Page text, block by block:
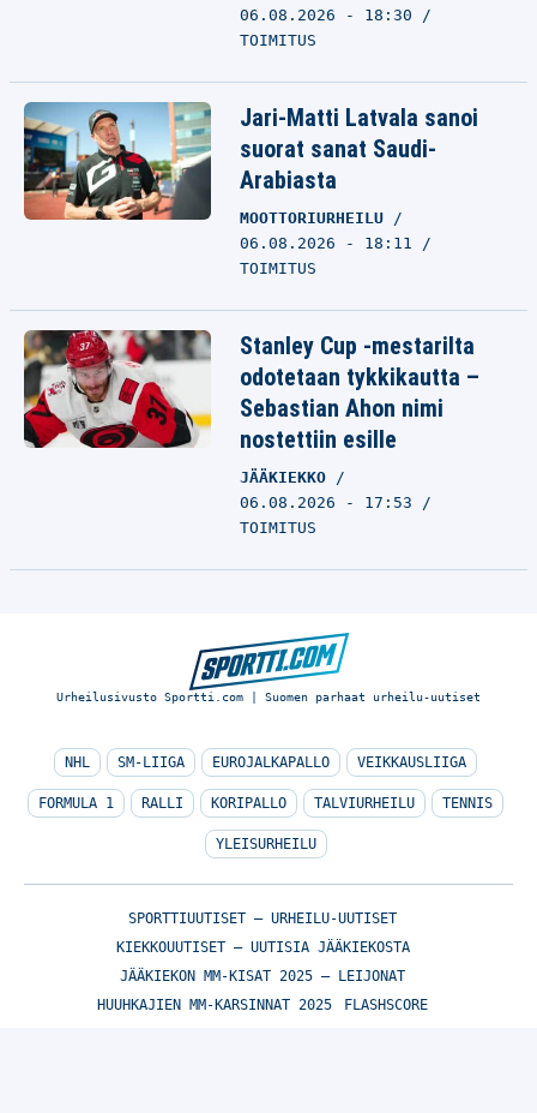
06.08.2026 - 18:30
TOIMITUS
Jari-Matti Latvala sanoi
suorat sanat Saudi-
Arabiasta
MOOTTORIURHEILU
06.08.2026 - 18:11
TOIMITUS
Stanley Cup -mestarilta
odotetaan tykkikautta –
Sebastian Ahon nimi
nostettiin esille
JÄÄKIEKKO
06.08.2026 - 17:53
TOIMITUS
Urheilusivusto Sportti.com | Suomen parhaat urheilu-uutiset
NHL SM-LIIGA EUROJALKAPALLO VEIKKAUSLIIGA
FORMULA 1 RALLI KORIPALLO TALVIURHEILU TENNIS
YLEISURHEILU
SPORTTIUUTISET – URHEILU-UUTISET
KIEKKOUUTISET – UUTISIA JÄÄKIEKOSTA
JÄÄKIEKON MM-KISAT 2025 – LEIJONAT
HUUHKAJIEN MM-KARSINNAT 2025
FLASHSCORE